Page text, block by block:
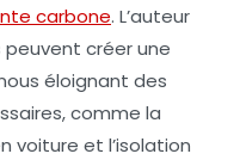
carbone. L’auteur
peuvent créer une
éloignant des
comme la
voiture et l’isolation